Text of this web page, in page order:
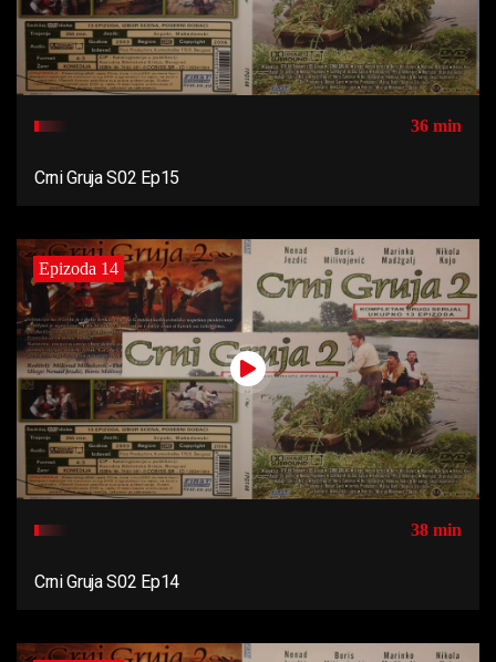
36 min
Crni Gruja S02 Ep15
Epizoda 14
38 min
Crni Gruja S02 Ep14